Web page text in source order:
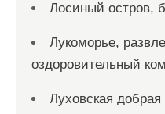
Лосиный остров,
Лукоморье,
оздоровительный
Луховская добрая